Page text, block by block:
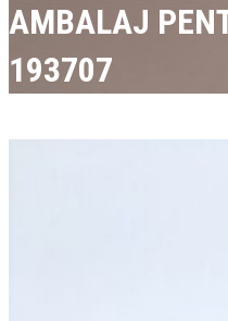
AMBALAJ
193707